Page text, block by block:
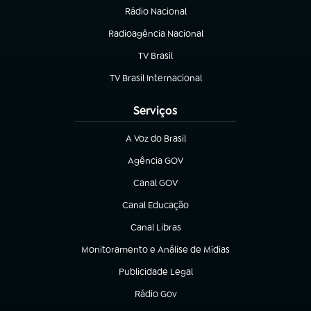
Rádio Nacional
Radioagência Nacional
(abre em nova aba)
TV Brasil
(abre em nova aba)
TV Brasil Internacional
(abre em nova aba)
Serviços
A Voz do Brasil
(abre em nova aba)
Agência GOV
(abre em nova aba)
Canal GOV
(abre em nova aba)
Canal Educação
(abre em nova aba)
Canal Libras
(abre em nova aba)
Monitoramento e Análise de Mídias
(abre em nova aba)
Publicidade Legal
(abre em nova aba)
Rádio Gov
(abre em nova aba)